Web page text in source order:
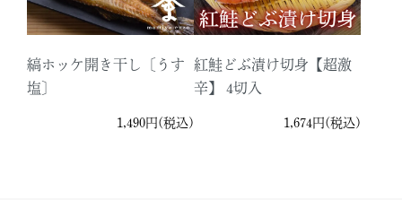
縞ホッケ開き干し〔うす
塩〕
1,490円(税込)
紅鮭どぶ漬け切身【超激
辛】 4切入
1,674円(税込)